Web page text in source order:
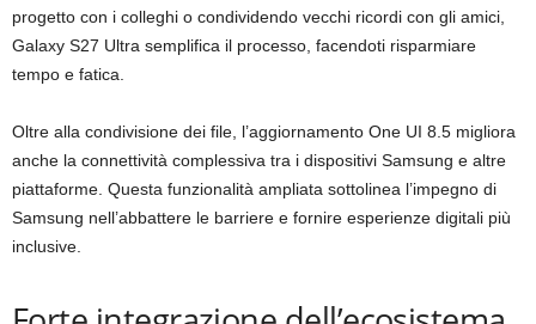
progetto con i colleghi o condividendo vecchi ricordi con gli amici,
Galaxy S27 Ultra semplifica il processo, facendoti risparmiare
tempo e fatica.
Oltre alla condivisione dei file, l’aggiornamento One UI 8.5 migliora
anche la connettività complessiva tra i dispositivi Samsung e altre
piattaforme. Questa funzionalità ampliata sottolinea l’impegno di
Samsung nell’abbattere le barriere e fornire esperienze digitali più
inclusive.